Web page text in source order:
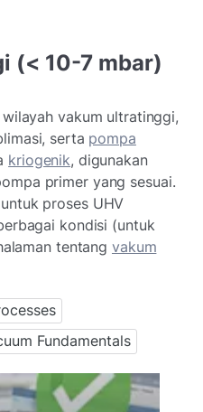
(< 10-7 mbar)
vakum ultratinggi,
serta pompa
kriogenik, digunakan
primer yang sesuai.
proses UHV
kondisi (untuk
tentang vakum
Fundamentals